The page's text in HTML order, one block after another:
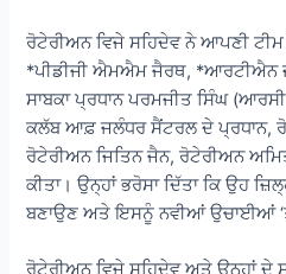
ਰੋਟੇਰੀਅਨ ਵਿਜੇ ਸਹਿਦੇਵ ਨੇ ਆਪਣੀ
*ਪੀਡੀਜੀ ਐਮਐਮ ਜੈਰਥ, *ਆਰਟੀਐਨ
ਸਾਬਕਾ ਪ੍ਰਧਾਨ ਪਰਮਜੀਤ ਸਿੰਘ
ਕਲੱਬ ਆਫ਼ ਜਲੰਧਰ ਸੈਂਟਰਲ ਦੇ ਪ੍ਰਧਾਨ,
ਰੋਟੇਰੀਅਨ ਜਿਤਿਨ ਜੈਨ, ਰੋਟੇਰੀਅਨ
ਕੀਤਾ। ਉਨ੍ਹਾਂ ਭਰੋਸਾ ਦਿੱਤਾ ਕਿ ਉਹ
ਬਣਾਉਣ ਅਤੇ ਇਸਨੂੰ ਨਵੀਆਂ ਉਚਾਈਆਂ
ਰੋਟੇਰੀਅਨ ਵਿਜੇ ਸਹਿਦੇਵ ਅਤੇ ਉਨ੍ਹਾਂ ਦੇ